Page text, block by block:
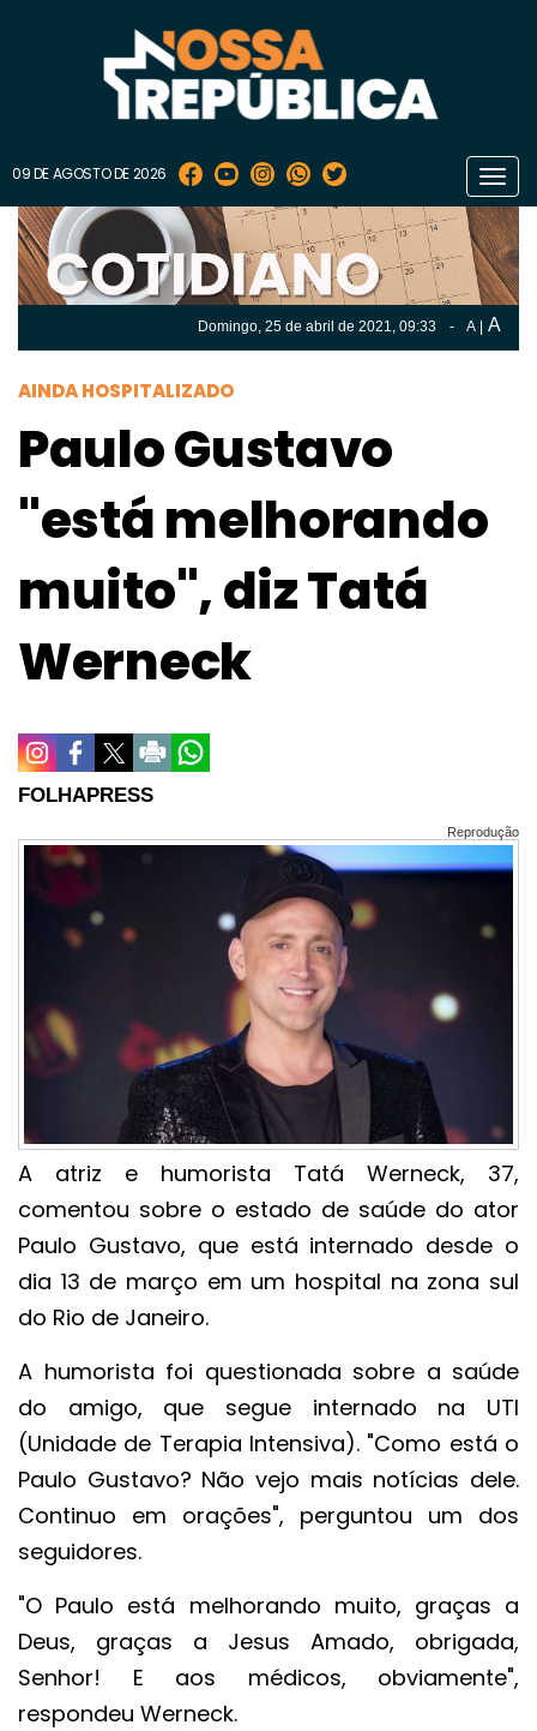
09 DE AGOSTO DE 2026
Domingo, 25 de abril de 2021, 09:33 - A A
AINDA HOSPITALIZADO
Paulo Gustavo
"está melhorando
muito", diz Tatá
Werneck
FOLHAPRESS
Reprodução
A atriz e humorista Tatá Werneck, 37,
comentou sobre o estado de saúde do ator
Paulo Gustavo, que está internado desde o
dia 13 de março em um hospital na zona sul
do Rio de Janeiro.
A humorista foi questionada sobre a saúde
do amigo, que segue internado na UTI
(Unidade de Terapia Intensiva). "Como está o
Paulo Gustavo? Não vejo mais notícias dele.
Continuo em orações", perguntou um dos
seguidores.
"O Paulo está melhorando muito, graças a
Deus, graças a Jesus Amado, obrigada,
Senhor! E aos médicos, obviamente",
respondeu Werneck.